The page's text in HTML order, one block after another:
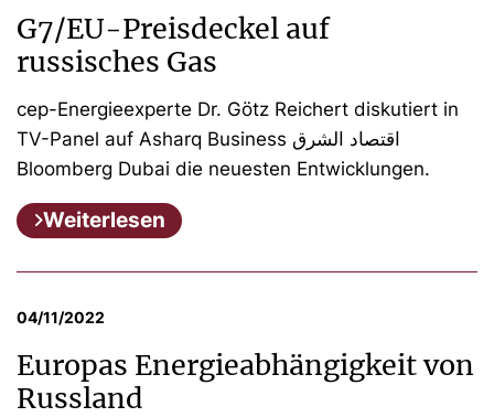
G7/EU-Preisdeckel auf
russisches Gas
cep-Energieexperte Dr. Götz Reichert diskutiert in
TV-Panel auf Asharq Business اقتصاد الشرق
Bloomberg Dubai die neuesten Entwicklungen.
Weiterlesen
04/11/2022
Europas Energieabhängigkeit von
Russland